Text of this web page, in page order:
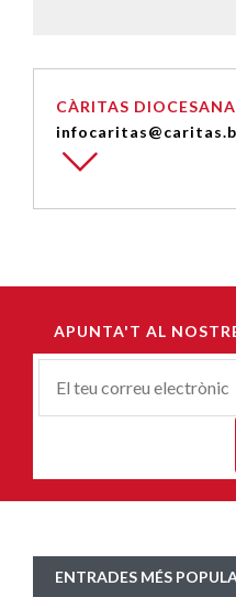
CÀRITAS
APUNTA'T AL
Correu-
ENTRADES MÉS